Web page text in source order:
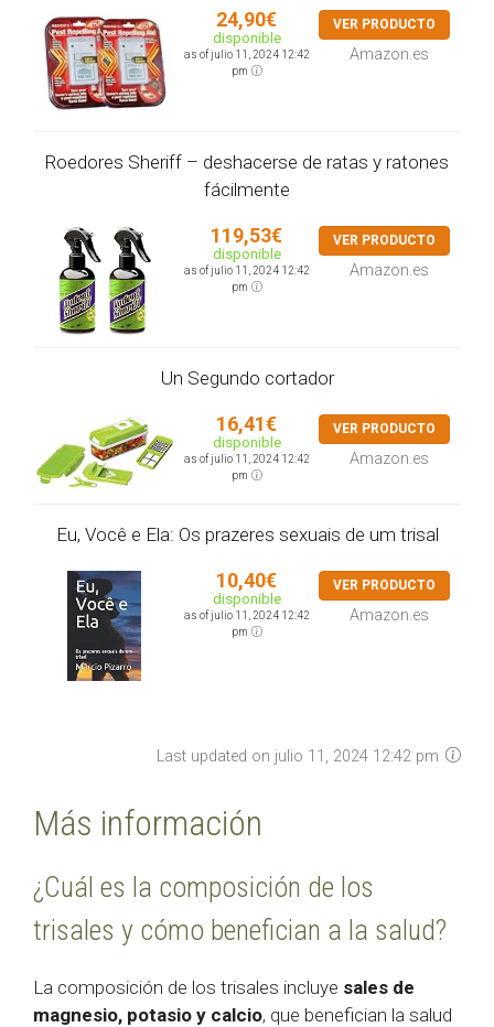
24,90€
disponible
as of julio 11, 2024 12:42
pm
VER PRODUCTO
Amazon.es
Roedores Sheriff – deshacerse de ratas y ratones
fácilmente
119,53€
disponible
as of julio 11, 2024 12:42
pm
VER PRODUCTO
Amazon.es
Un Segundo cortador
16,41€
disponible
as of julio 11, 2024 12:42
pm
VER PRODUCTO
Amazon.es
Eu, Você e Ela: Os prazeres sexuais de um trisal
10,40€
disponible
as of julio 11, 2024 12:42
pm
VER PRODUCTO
Amazon.es
Last updated on julio 11, 2024 12:42 pm
Más información
¿Cuál es la composición de los
trisales y cómo benefician a la salud?
La composición de los trisales incluye sales de
magnesio, potasio y calcio, que benefician la salud